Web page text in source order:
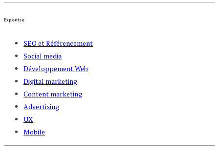
Expertise
SEO et Référencement
Social media
Développement Web
Digital marketing
Content marketing
Advertising
UX
Mobile